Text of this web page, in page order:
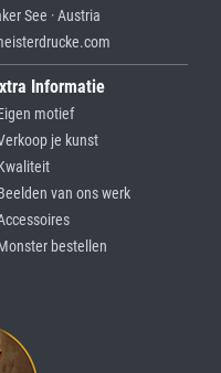
See · Austria
Informatie
motief
je kunst
van ons werk
bestellen